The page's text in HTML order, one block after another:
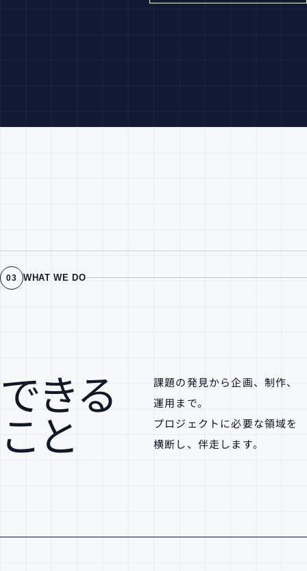
03 WHAT WE DO
できる
こと
課題の発見から企画、制作、
運用まで。
プロジェクトに必要な領域を
横断し、伴走します。